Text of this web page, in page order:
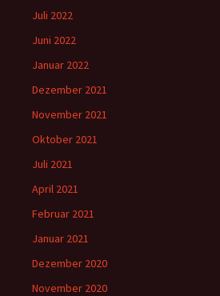
Juli 2022
Juni 2022
Januar 2022
Dezember 2021
November 2021
Oktober 2021
Juli 2021
April 2021
Februar 2021
Januar 2021
Dezember 2020
November 2020